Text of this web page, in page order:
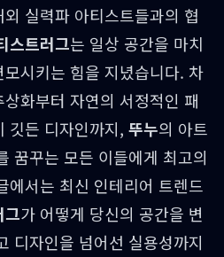
실력파 아티스트들과의 협
스트러그는 일상 공간을 마치
시키는 힘을 지녔습니다. 차
화부터 자연의 서정적인 패
깃든 디자인까지, 뚜누의 아트
꿈꾸는 모든 이들에게 최고의
에서는 최신 인테리어 트렌드
그가 어떻게 당신의 공간을 변
디자인을 넘어선 실용성까지